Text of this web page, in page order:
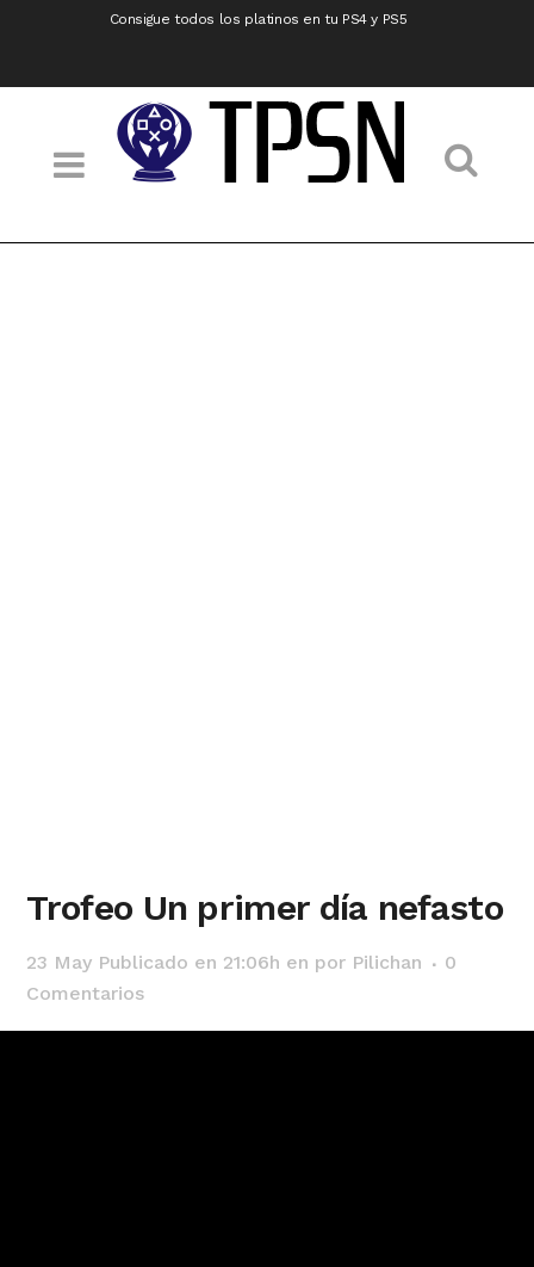
Consigue todos los platinos en tu PS4 y PS5
Trofeo Un primer día nefasto
23 May Publicado en 21:06h en por Pilichan
0
Comentarios